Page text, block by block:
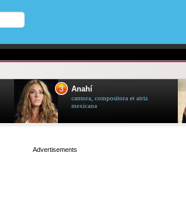
3 Anahí
cantora, compositora et atriz
mexicana